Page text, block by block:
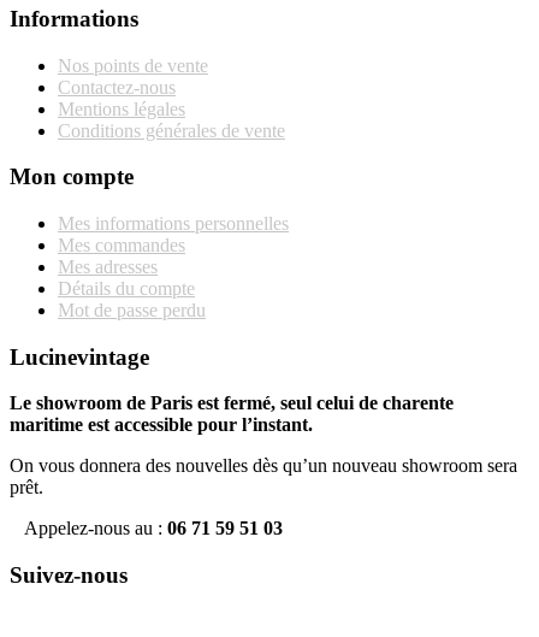
Informations
Nos points de vente
Contactez-nous
Mentions légales
Conditions générales de vente
Mon compte
Mes informations personnelles
Mes commandes
Mes adresses
Détails du compte
Mot de passe perdu
Lucinevintage
Le showroom de Paris est fermé, seul celui de charente
maritime est accessible pour l’instant.
On vous donnera des nouvelles dès qu’un nouveau showroom sera
prêt.
Appelez-nous au : 06 71 59 51 03
Suivez-nous